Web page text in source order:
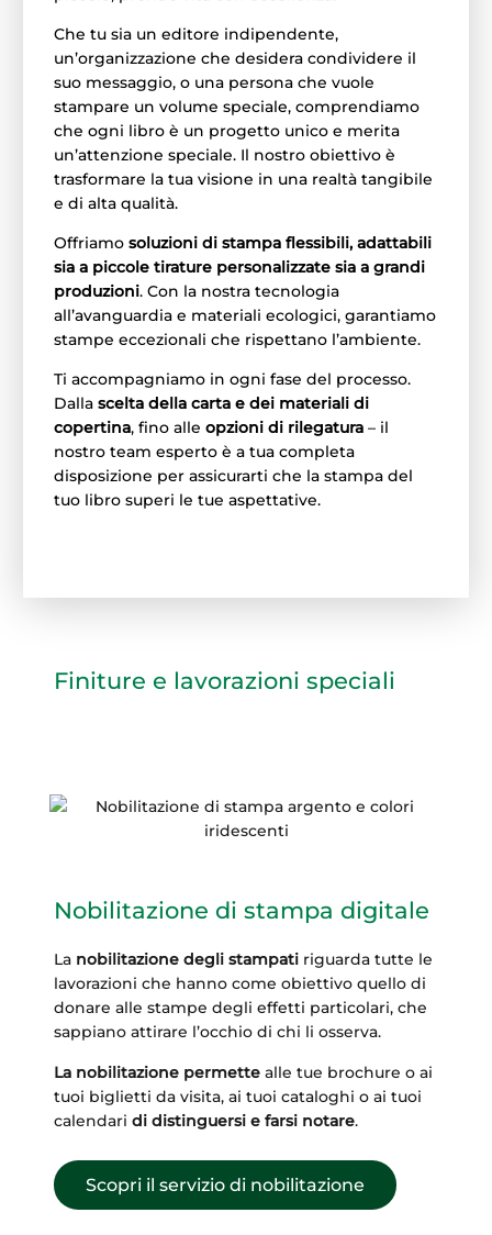
Che tu sia un editore indipendente,
un’organizzazione che desidera condividere il
suo messaggio, o una persona che vuole
stampare un volume speciale, comprendiamo
che ogni libro è un progetto unico e merita
un’attenzione speciale. Il nostro obiettivo è
trasformare la tua visione in una realtà tangibile
e di alta qualità.
Offriamo soluzioni di stampa flessibili, adattabili
sia a piccole tirature personalizzate sia a grandi
produzioni. Con la nostra tecnologia
all’avanguardia e materiali ecologici, garantiamo
stampe eccezionali che rispettano l’ambiente.
Ti accompagniamo in ogni fase del processo.
Dalla scelta della carta e dei materiali di
copertina, fino alle opzioni di rilegatura – il
nostro team esperto è a tua completa
disposizione per assicurarti che la stampa del
tuo libro superi le tue aspettative.
Finiture e lavorazioni speciali
Nobilitazione di stampa digitale
La nobilitazione degli stampati riguarda tutte le
lavorazioni che hanno come obiettivo quello di
donare alle stampe degli effetti particolari, che
sappiano attirare l’occhio di chi li osserva.
La nobilitazione permette alle tue brochure o ai
tuoi biglietti da visita, ai tuoi cataloghi o ai tuoi
calendari di distinguersi e farsi notare.
Scopri il servizio di nobilitazione